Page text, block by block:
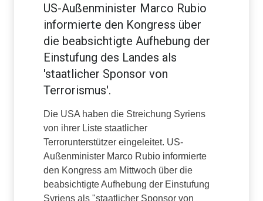
US-Außenminister Marco Rubio
informierte den Kongress über
die beabsichtigte Aufhebung der
Einstufung des Landes als
'staatlicher Sponsor von
Terrorismus'.
Die USA haben die Streichung Syriens
von ihrer Liste staatlicher
Terrorunterstützer eingeleitet. US-
Außenminister Marco Rubio informierte
den Kongress am Mittwoch über die
beabsichtigte Aufhebung der Einstufung
Syriens als "staatlicher Sponsor von